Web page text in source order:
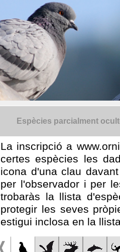
Espècies parcialment
La inscripció a
certes espècies les
icona d'una clau
per l'observador i per
trobaràs la llista
protegir les seves
estigui inclosa en la